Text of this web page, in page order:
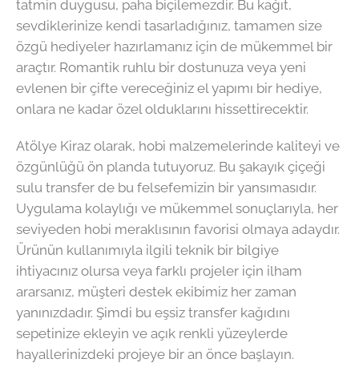
tatmin duygusu, paha biçilemezdir. Bu kağıt,
sevdiklerinize kendi tasarladığınız, tamamen size
özgü hediyeler hazırlamanız için de mükemmel bir
araçtır. Romantik ruhlu bir dostunuza veya yeni
evlenen bir çifte vereceğiniz el yapımı bir hediye,
onlara ne kadar özel olduklarını hissettirecektir.
Atölye Kiraz olarak, hobi malzemelerinde kaliteyi ve
özgünlüğü ön planda tutuyoruz. Bu şakayık çiçeği
sulu transfer de bu felsefemizin bir yansımasıdır.
Uygulama kolaylığı ve mükemmel sonuçlarıyla, her
seviyeden hobi meraklısının favorisi olmaya adaydır.
Ürünün kullanımıyla ilgili teknik bir bilgiye
ihtiyacınız olursa veya farklı projeler için ilham
ararsanız, müşteri destek ekibimiz her zaman
yanınızdadır. Şimdi bu eşsiz transfer kağıdını
sepetinize ekleyin ve açık renkli yüzeylerde
hayallerinizdeki projeye bir an önce başlayın.